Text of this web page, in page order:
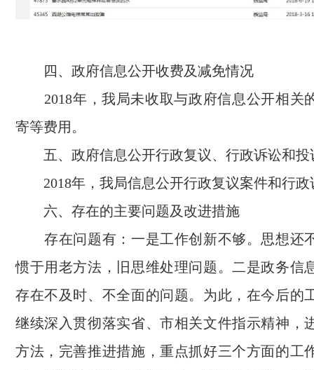
四、政府信息公开收费及减免情况
2018年，我局未收取与政府信息公开相关
寄等费用。
五、政府信息公开行政复议、行政诉讼和投
2018年，我局信息公开行政复议案件和行政
六、存在的主要问题及改进措施
存在问题有：一是工作创新不够。思想还
惯于用老方法，旧思维处理问题。二是政务信
存在不及时、不全面的问题。为此，在今后的
继续深入贯彻落实省、市相关文件指示精神，
方法，完善推进措施，重点抓好三个方面的工